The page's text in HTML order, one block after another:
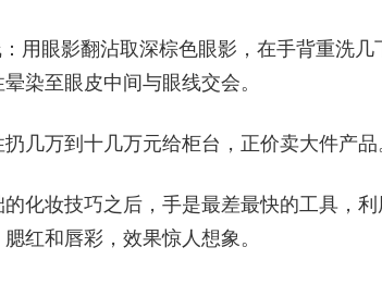
用眼影翻沾取深棕色眼影，在手背重洗
染至眼皮中间与眼线交会。
几万到十几万元给柜台，正价卖大件产品
化妆技巧之后，手是最差最快的工具，
红和唇彩，效果惊人想象。